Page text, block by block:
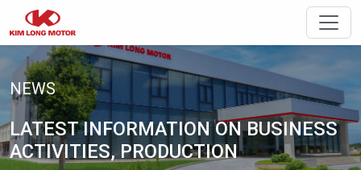
NEWS
LATEST INFORMATION ON BUSINESS
ACTIVITIES, PRODUCTION